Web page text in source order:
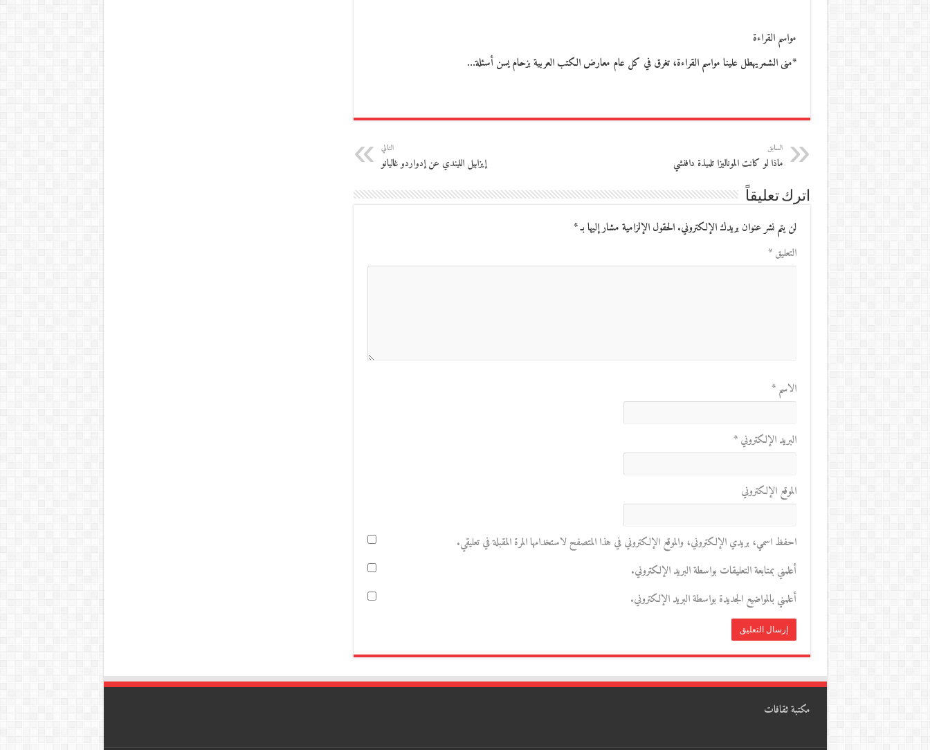
مواسم القراءة
*منى الشمريهطل علينا مواسم القراءة، تغرق في كل عام معارض الكتب العربية بزحام يسن أسئلة…
السابق
ماذا لو كانت الموناليزا تلميذة دافنشي
التالي
إيزابيل الليندي عن إدواردو غاليانو
اترك تعليقاً
لن يتم نشر عنوان بريدك الإلكتروني. الحقول الإلزامية مشار إليها بـ*
التعليق*
الاسم*
البريد الإلكتروني*
الموقع الإلكتروني
احفظ اسمي، بريدي الإلكتروني، والموقع الإلكتروني في هذا المتصفح لاستخدامها المرة المقبلة في تعليقي.
أعلمني بمتابعة التعليقات بواسطة البريد الإلكتروني.
أعلمني بالمواضيع الجديدة بواسطة البريد الإلكتروني.
مكتبة ثقافات